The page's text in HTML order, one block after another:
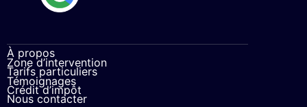
À propos
Zone d’intervention
Tarifs particuliers
Témoignages
Crédit d’impôt
Nous contacter